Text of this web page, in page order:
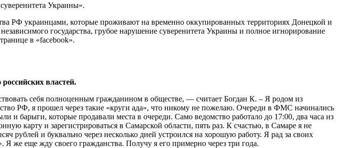
Украины».
РФ украинцами, которые проживают на временно оккупированных территориях Донецкой и
государства, грубое нарушение суверенитета Украины и полное игнорирование
в «facebook».
властей.
себя полноценным гражданином в обществе, — считает Богдан К. – Я родом из
РФ, я прошел через такие «круги ада», что никому не пожелаю. Очереди в ФМС начинались
и барыги, которые продавали места в очереди. Само ведомство работало до 17:00, два часа из
карту и зарегистрироваться в Самарской области, пять раз. К счастью, в Самаре я не
рублей и буквально через несколько дней устроился на хорошую работу. Я рад за своих
Я же еще жду своего гражданства. Получу я его примерно через три года.